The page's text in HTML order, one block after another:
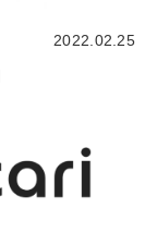
2022.02.25